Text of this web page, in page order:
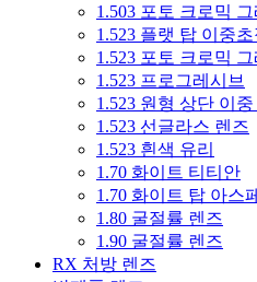
1.503 포토 크로믹
1.523 플랫 탑 이중
1.523 포토 크로믹
1.523 프로그레시브
1.523 원형 상단 이
1.523 선글라스 렌즈
1.523 흰색 유리
1.70 화이트 티티안
1.70 화이트 탑 아스
1.80 굴절률 렌즈
1.90 굴절률 렌즈
RX 처방 렌즈